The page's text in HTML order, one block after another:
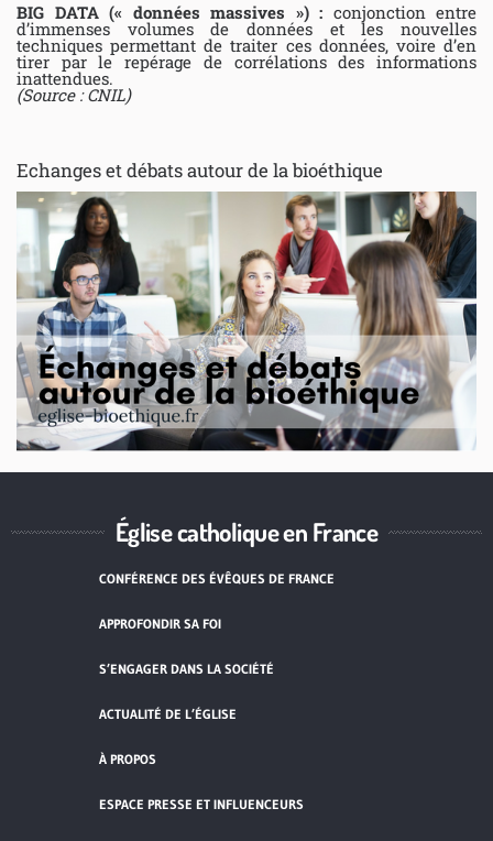
BIG DATA (« données massives ») : conjonction entre
d’immenses volumes de données et les nouvelles
techniques permettant de traiter ces données, voire d’en
tirer par le repérage de corrélations des informations
inattendues.
(Source : CNIL)
Echanges et débats autour de la bioéthique
Église catholique en France
CONFÉRENCE DES ÉVÊQUES DE FRANCE
APPROFONDIR SA FOI
S’ENGAGER DANS LA SOCIÉTÉ
ACTUALITÉ DE L’ÉGLISE
À PROPOS
ESPACE PRESSE ET INFLUENCEURS